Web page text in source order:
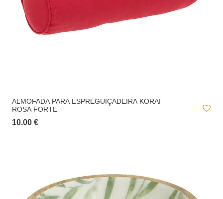
ALMOFADA PARA ESPREGUIÇADEIRA KORAI
ROSA FORTE
10.00 €